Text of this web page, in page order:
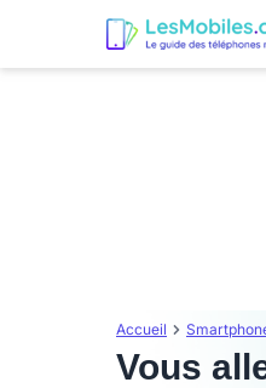
Accueil
Vous